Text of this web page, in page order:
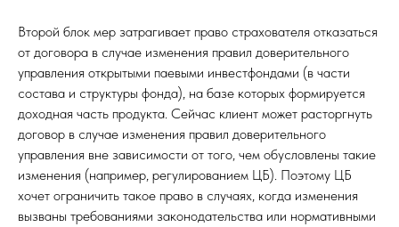
Второй блок мер затрагивает право страхователя отказаться
от договора в случае изменения правил доверительного
управления открытыми паевыми инвестфондами (в части
состава и структуры фонда), на базе которых формируется
доходная часть продукта. Сейчас клиент может расторгнуть
договор в случае изменения правил доверительного
управления вне зависимости от того, чем обусловлены такие
изменения (например, регулированием ЦБ). Поэтому ЦБ
хочет ограничить такое право в случаях, когда изменения
вызваны требованиями законодательства или нормативными